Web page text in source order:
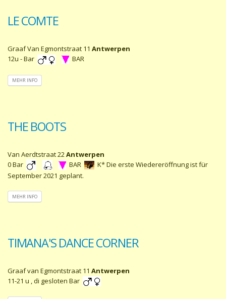
LE COMTE
Graaf Van Egmontstraat 11 Antwerpen
12u - Bar
BAR
MEHR INFO
THE BOOTS
Van Aerdtstraat 22Antwerpen
0 Bar
BAR
K* Die erste Wiedereröffnung ist für
September 2021 geplant.
MEHR INFO
TIMANA'S DANCE CORNER
Graaf van Egmontstraat 11 Antwerpen
11-21 u , di gesloten Bar